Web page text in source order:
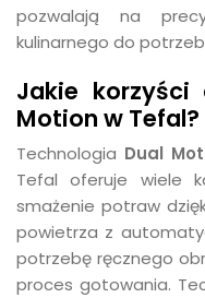
pozwalają na
kulinarnego do
Jakie korzyści
Motion w Tefal?
Technologia Dual
Tefal oferuje wiele
smażenie potraw
powietrza z
potrzebę ręcznego
proces gotowania.